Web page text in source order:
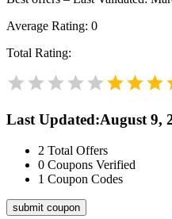
Average Rating: 0
Total Rating:
Last Updated:August 9,
2 Total Offers
0 Coupons Verified
1 Coupon Codes
submit coupon